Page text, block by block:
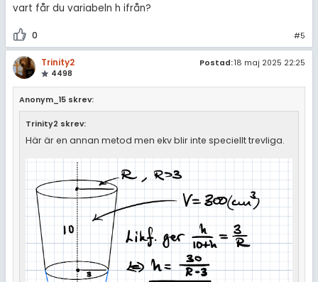
vart får du variabeln h ifrån?
0 #5
Trinity2
4498
Postad:18 maj 2025 22:25
Anonym_15 skrev:
Trinity2 skrev:
Här är en annan metod men ekv blir inte speciellt trevliga.